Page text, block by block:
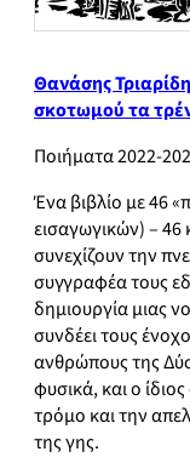
Θανάσης
σκοτωμού τα
Ποιήματα 2022-
Ένα βιβλίο με 46
εισαγωγικών) – 46
συνεχίζουν την
συγγραφέα τους
δημιουργία μιας
συνδέει τους
ανθρώπους της
φυσικά, και ο
τρόμο και την
της γης.